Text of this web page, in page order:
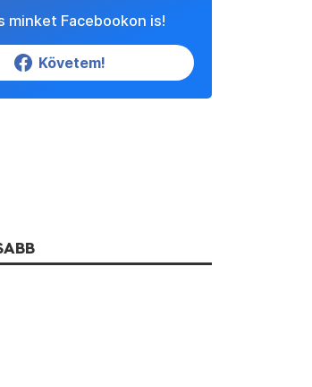
minket Facebookon is!
Követem!